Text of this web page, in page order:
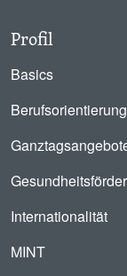
Profil
Basics
Berufsorientierung
Internationalität
MINT